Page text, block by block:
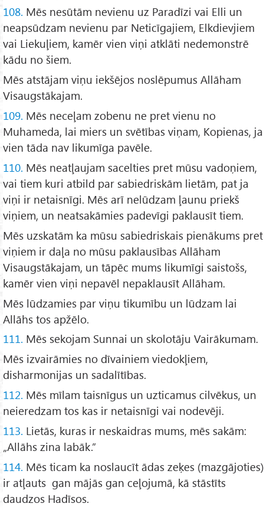
108. Mēs nesūtām nevienu uz Paradīzi vai Elli un
neapsūdzam nevienu par Neticīgajiem, Elkdievjiem
vai Liekuļiem, kamēr vien viņi atklāti nedemonstrē
kādu no šiem.
Mēs atstājam viņu iekšējos noslēpumus Allāham
Visaugstākajam.
109. Mēs neceļam zobenu ne pret vienu no
Muhameda, lai miers un svētības viņam, Kopienas, ja
vien tāda nav likumīga pavēle.
110. Mēs neatļaujam sacelties pret mūsu vadoņiem,
vai tiem kuri atbild par sabiedriskām lietām, pat ja
viņi ir netaisnīgi. Mēs arī nelūdzam ļaunu priekš
viņiem, un neatsakāmies padevīgi paklausīt tiem.
Mēs uzskatām ka mūsu sabiedriskais pienākums pret
viņiem ir daļa no mūsu paklausības Allāham
Visaugstākajam, un tāpēc mums likumīgi saistošs,
kamēr vien viņi nepavēl nepaklausīt Allāham.
Mēs lūdzamies par viņu tikumību un lūdzam lai
Allāhs tos apžēlo.
111. Mēs sekojam Sunnai un skolotāju Vairākumam.
Mēs izvairāmies no dīvainiem viedokļiem,
disharmonijas un sadalītības.
112. Mēs mīlam taisnīgus un uzticamus cilvēkus, un
neieredzam tos kas ir netaisnīgi vai nodevēji.
113. Lietās, kuras ir neskaidras mums, mēs sakām:
„Allāhs zina labāk.”
114. Mēs ticam ka noslaucīt ādas zeķes (mazgājoties)
ir atļauts gan mājās gan ceļojumā, kā stāstīts
daudzos Hadīsos.